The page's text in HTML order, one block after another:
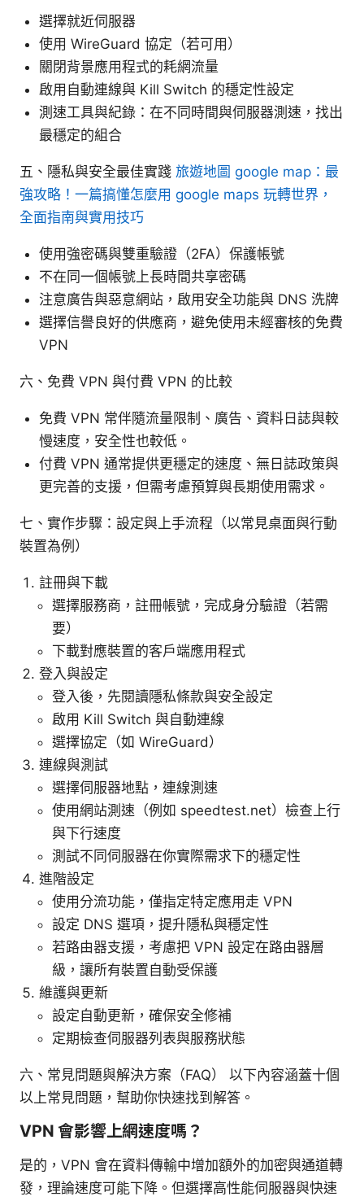
選擇就近伺服器
使用 WireGuard 協定（若可用）
關閉背景應用程式的耗網流量
啟用自動連線與 Kill Switch 的穩定性設定
測速工具與紀錄：在不同時間與伺服器測速，找出
最穩定的組合
五、隱私與安全最佳實踐 旅遊地圖 google map：最
強攻略！一篇搞懂怎麼用 google maps 玩轉世界，
全面指南與實用技巧
使用強密碼與雙重驗證（2FA）保護帳號
不在同一個帳號上長時間共享密碼
注意廣告與惡意網站，啟用安全功能與 DNS 洗牌
選擇信譽良好的供應商，避免使用未經審核的免費
VPN
六、免費 VPN 與付費 VPN 的比較
免費 VPN 常伴隨流量限制、廣告、資料日誌與較
慢速度，安全性也較低。
付費 VPN 通常提供更穩定的速度、無日誌政策與
更完善的支援，但需考慮預算與長期使用需求。
七、實作步驟：設定與上手流程（以常見桌面與行動
裝置為例）
註冊與下載
選擇服務商，註冊帳號，完成身分驗證（若需
要）
下載對應裝置的客戶端應用程式
登入與設定
登入後，先閱讀隱私條款與安全設定
啟用 Kill Switch 與自動連線
選擇協定（如 WireGuard）
連線與測試
選擇伺服器地點，連線測速
使用網站測速（例如 speedtest.net）檢查上行
與下行速度
測試不同伺服器在你實際需求下的穩定性
進階設定
使用分流功能，僅指定特定應用走 VPN
設定 DNS 選項，提升隱私與穩定性
若路由器支援，考慮把 VPN 設定在路由器層
級，讓所有裝置自動受保護
維護與更新
設定自動更新，確保安全修補
定期檢查伺服器列表與服務狀態
六、常見問題與解決方案（FAQ） 以下內容涵蓋十個
以上常見問題，幫助你快速找到解答。
VPN 會影響上網速度嗎？
是的，VPN 會在資料傳輸中增加額外的加密與通道轉
發，理論速度可能下降。但選擇高性能伺服器與快速